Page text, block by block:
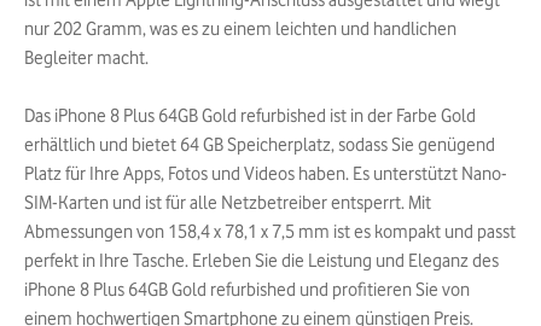
nur 202 Gramm, was es zu einem leichten und handlichen
Begleiter macht.
Das iPhone 8 Plus 64GB Gold refurbished ist in der Farbe Gold
erhältlich und bietet 64 GB Speicherplatz, sodass Sie genügend
Platz für Ihre Apps, Fotos und Videos haben. Es unterstützt Nano-
SIM-Karten und ist für alle Netzbetreiber entsperrt. Mit
Abmessungen von 158,4 x 78,1 x 7,5 mm ist es kompakt und passt
perfekt in Ihre Tasche. Erleben Sie die Leistung und Eleganz des
iPhone 8 Plus 64GB Gold refurbished und profitieren Sie von
einem hochwertigen Smartphone zu einem günstigen Preis.